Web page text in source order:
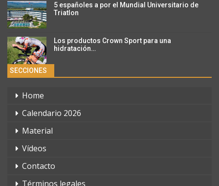
5 españoles a por el Mundial Universitario de
Triatlon
Los productos Crown Sport para una
hidratación…
SECCIONES
Home
Calendario 2026
Material
Vídeos
Contacto
Términos legales